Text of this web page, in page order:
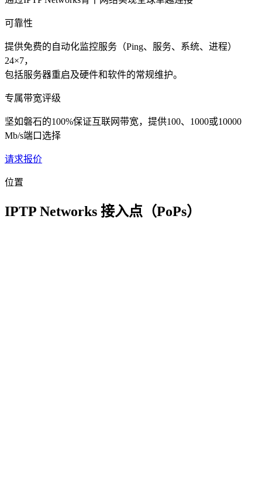
可靠性
提供免费的自动化监控服务（Ping、服务、系统、进程）
24×7，
包括服务器重启及硬件和软件的常规维护。
专属带宽评级
坚如磐石的100%保证互联网带宽，提供100、1000或10000
Mb/s端口选择
请求报价
位置
IPTP Networks 接入点（PoPs）